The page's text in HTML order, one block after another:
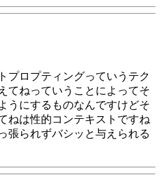
プロプティングっていうテク
てねっていうことによってそ
うにするものなんですけどそ
ねは性的コンテキストですね
張られずバシッと与えられる